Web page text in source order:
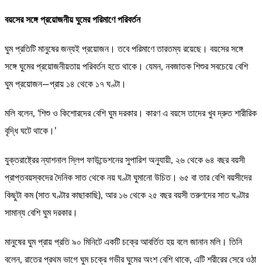
বয়সের সঙ্গে প্রয়োজনীয় ঘুমের পরিমাণে পরিবর্তন
ঘুম প্রতিটি মানুষের জন্যই প্রয়োজন। তবে পরিমাণে তারতম্য রয়েছে। বয়সের সঙ্গে
সঙ্গে ঘুমের প্রয়োজনীয়তায় পরিবর্তন হতে থাকে। যেমন, নবজাতক শিশুর সবচেয়ে বেশি
ঘুম প্রয়োজন—প্রায় ১৪ থেকে ১৭ ঘণ্টা।
মলি বলেন, ‘শিশু ও কিশোরদের বেশি ঘুম দরকার। কারণ এ বয়সে তাদের খুব দ্রুত শারীরিক
বৃদ্ধি ঘটে থাকে।’
যুক্তরাষ্ট্রের ন্যাশনাল স্লিপ ফাউন্ডেশনের সুপারিশ অনুযায়ী, ২৬ থেকে ৬৪ বছর বয়সী
প্রাপ্তবয়স্কদের দৈনিক সাত থেকে নয় ঘণ্টা ঘুমানো উচিত। ৬৫ বা তার বেশি বয়সীদের
কিছুটা কম (সাত ঘণ্টার কাছাকাছি), আর ১৬ থেকে ২৫ বছর বয়সী তরুণদের সাত ঘণ্টার
সামান্য বেশি ঘুম দরকার।
মানুষের ঘুম প্রায় প্রতি ৯০ মিনিটে একটি চক্রে আবর্তিত হয় বলে জানান মলি। তিনি
বলেন, রাতের প্রথম ভাগে ঘুম চক্রে গভীর ঘুমের অংশ বেশি থাকে, এটি শরীরের সেরে ওঠা